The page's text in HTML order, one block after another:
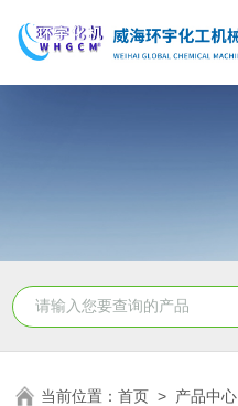
当前位置：首页 > 产品中心